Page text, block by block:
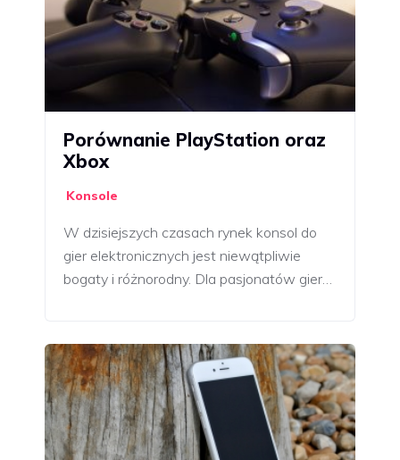
Porównanie PlayStation oraz
Xbox
Konsole
W dzisiejszych czasach rynek konsol do
gier elektronicznych jest niewątpliwie
bogaty i różnorodny. Dla pasjonatów gier…